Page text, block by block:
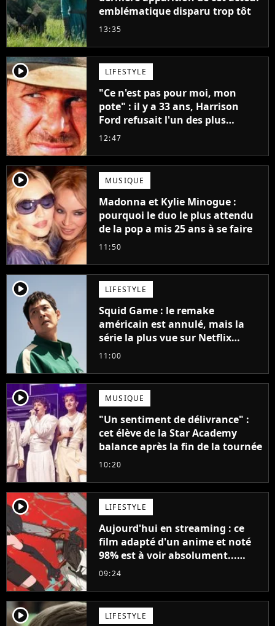
emblématique disparu trop tôt
13:35
player2 LIFESTYLE
"Ce n'est pas pour moi, mon
pote" : il y a 33 ans, Harrison
Ford refusait l'un des plus
grands succès de tous les temps
12:47
player2 MUSIQUE
Madonna et Kylie Minogue :
pourquoi le duo le plus attendu
de la pop a mis 25 ans à se faire
11:50
player2 LIFESTYLE
Squid Game : le remake
américain est annulé, mais la
série la plus vue sur Netflix
pourrait avoir une version
11:00
player2 MUSIQUE
"Un sentiment de délivrance" :
cet élève de la Star Academy
balance après la fin de la tournée
10:20
player2 LIFESTYLE
Aujourd'hui en streaming : ce
film adapté d'un anime et noté
98% est à voir absolument...
sinon vous ne comprendrez plus
09:24
player2 LIFESTYLE